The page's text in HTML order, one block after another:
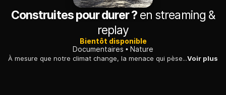
Construites pour durer ?en streaming &
replay
Bientôt disponible
Documentaires
Nature
À mesure que notre climat change, la menace qui pèse sur les foyers augmente. Les inondations, les incendies et les ouragans peuvent entraîner des catastrophes environnementales d'une force à laquelle les maisons n'ont pas été construites pour résister.Voir plus